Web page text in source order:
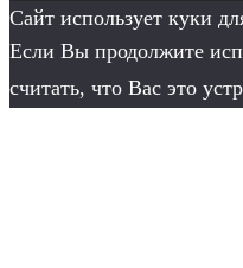
Сайт использует куки
Если Вы продолжите
считать, что Вас это